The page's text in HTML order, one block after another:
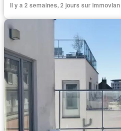
Il y a 2 semaines, 2 jours sur immovlan